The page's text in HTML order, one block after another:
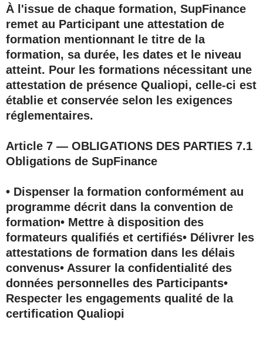
À l'issue de chaque formation, SupFinance
remet au Participant une attestation de
formation mentionnant le titre de la
formation, sa durée, les dates et le niveau
atteint. Pour les formations nécessitant une
attestation de présence Qualiopi, celle-ci est
établie et conservée selon les exigences
réglementaires.
Article 7 — OBLIGATIONS DES PARTIES 7.1
Obligations de SupFinance
• Dispenser la formation conformément au
programme décrit dans la convention de
formation• Mettre à disposition des
formateurs qualifiés et certifiés• Délivrer les
attestations de formation dans les délais
convenus• Assurer la confidentialité des
données personnelles des Participants•
Respecter les engagements qualité de la
certification Qualiopi